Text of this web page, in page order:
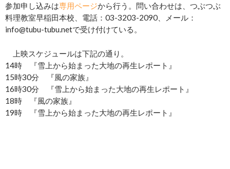
参加申し込みは専用ページから行う。問い合わせは、つぶつぶ
料理教室早稲田本校、電話：03-3203-2090、メール：
info@tubu-tubu.netで受け付けている。
上映スケジュールは下記の通り。
14時 『雪上から始まった大地の再生レポート』
15時30分 『風の家族』
16時30分 『雪上から始まった大地の再生レポート』
18時 『風の家族』
19時 『雪上から始まった大地の再生レポート』